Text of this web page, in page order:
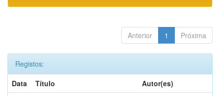
Anterior 1 Próxima
Registos:
Data
Título
Autor(es)